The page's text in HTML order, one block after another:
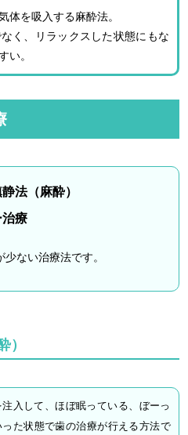
体を吸入する麻酔法。
く、リラックスした状態にもな
い。
法（麻酔）
治療
ない治療法です。
入して、ほぼ眠っている、ぼーっ
った状態で歯の治療が行える方法で